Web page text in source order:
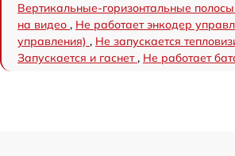
Вертикальные-горизонтальные
на видео , Не работает энкодер
управления) , Не запускается
Запускается и гаснет, Не работает